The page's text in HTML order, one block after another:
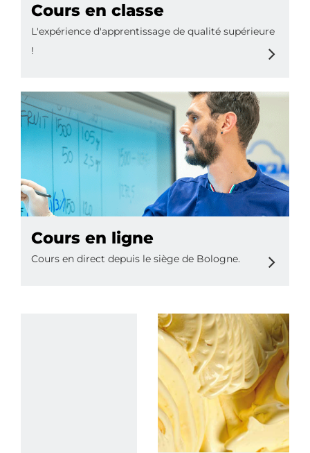
Cours en classe
L'expérience d'apprentissage de qualité supérieure
!
Cours en ligne
Cours en direct depuis le siège de Bologne.